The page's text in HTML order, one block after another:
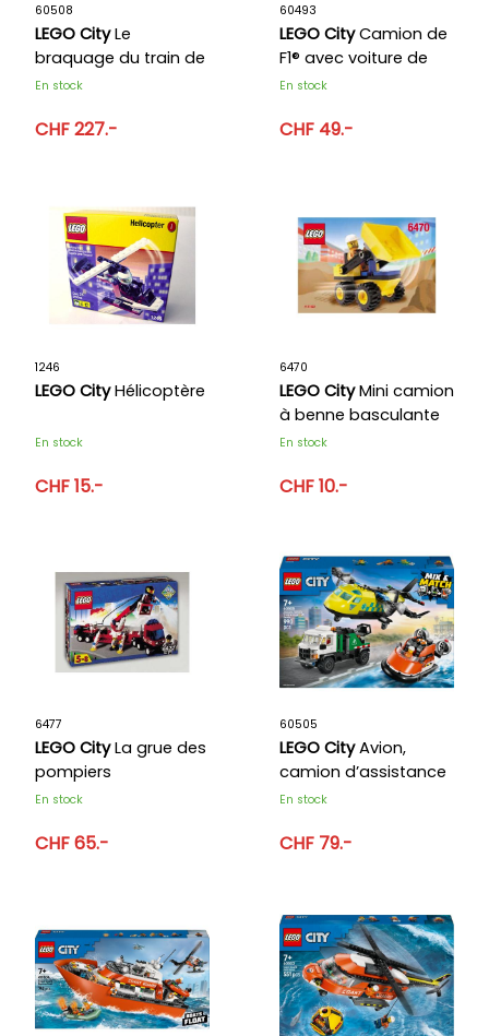
60508
LEGO CityLe
braquage du train de
police
En stock
CHF 227.-
60493
LEGO CityCamion de
F1® avec voiture de
course de F1® Audi
En stock
CHF 49.-
1246
LEGO CityHélicoptère
En stock
CHF 15.-
6470
LEGO CityMini camion
à benne basculante
En stock
CHF 10.-
6477
LEGO CityLa grue des
pompiers
En stock
CHF 65.-
60505
LEGO CityAvion,
camion d’assistance
et aéroglisseur
En stock
CHF 79.-